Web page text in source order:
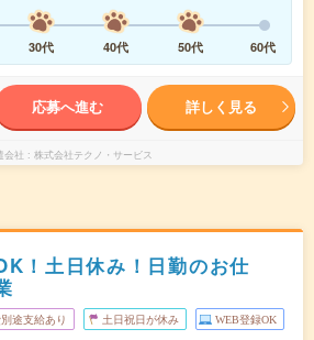
30代 40代 50代 60代
応募へ進む 詳しく見る
会社 株式会社テクノ・サービス
！土日休み！日勤のお仕
途支給あり 土日祝日が休み WEB登録OK